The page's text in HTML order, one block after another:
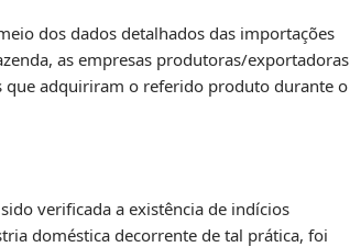
dos dados detalhados das importações
as empresas produtoras/exportadoras
adquiriram o referido produto durante o
verificada a existência de indícios
doméstica decorrente de tal prática, foi